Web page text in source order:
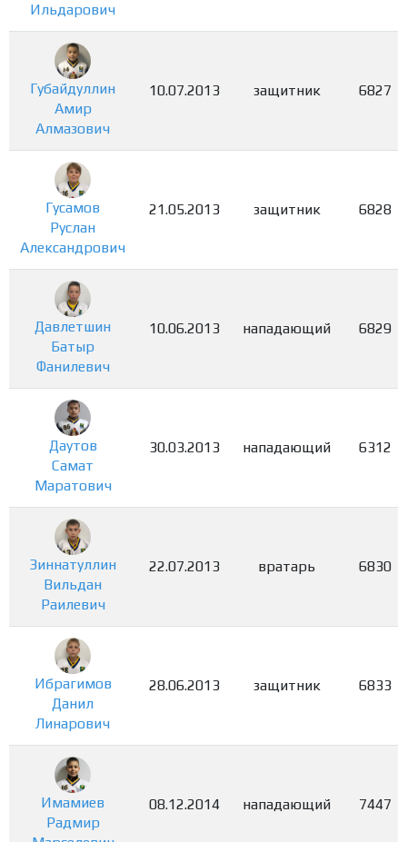
Ильдарович
Губайдуллин
Амир
Алмазович
10.07.2013 защитник 6827
Гусамов
Руслан
Александрович
21.05.2013 защитник 6828
Давлетшин
Батыр
Фанилевич
10.06.2013 нападающий 6829
Даутов
Самат
Маратович
30.03.2013 нападающий 6312
Зиннатуллин
Вильдан
Раилевич
22.07.2013 вратарь 6830
Ибрагимов
Данил
Линарович
28.06.2013 защитник 6833
Имамиев
Радмир
08.12.2014 нападающий 7447